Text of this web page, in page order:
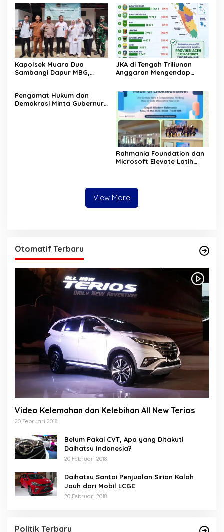
Kapolsek Muara Dua
Sambangi Dapur MBG,
Sesuai SOP
JKA di Tengah Triliunan
Anggaran Mengendap
pemerintah Aceh
‎Pengamat Hukum dan
Demokrasi Minta Gubernur
Rahmania Foundation dan
Microsoft Elevate Latih
View More
Otomatif Terbaru
Video Kelemahan dan Kelebihan All New Terios
20 Februari 2018
Belum Pakai CVT, Apa yang Ditakuti
Daihatsu Indonesia?
20 Februari 2018
Daihatsu Santai Penjualan Sirion Kalah
Jauh dari Mobil LCGC
20 Februari 2018
Politik Terbaru